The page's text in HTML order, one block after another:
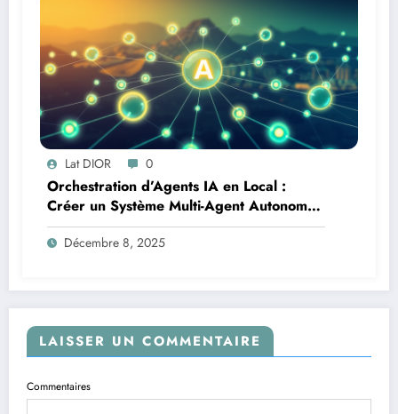
Lat DIOR 0
Orchestration d’Agents IA en Local :
Créer un Système Multi-Agent Autonome
avec TinyLlama
Décembre 8, 2025
LAISSER UN COMMENTAIRE
Commentaires